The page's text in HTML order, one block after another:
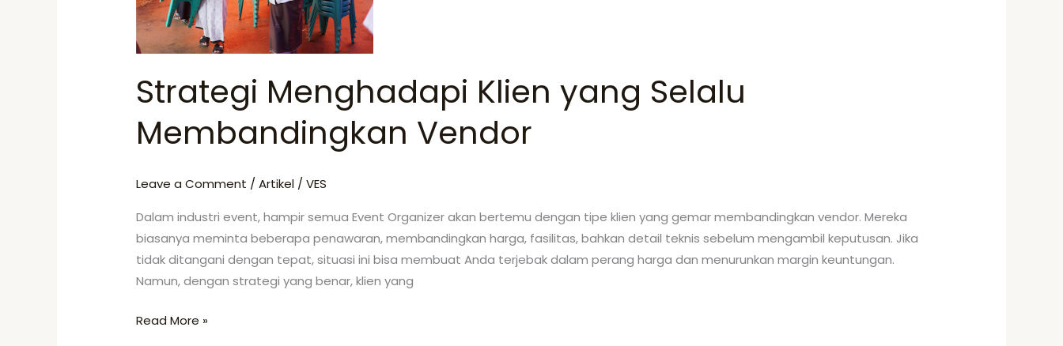
Strategi Menghadapi Klien yang Selalu
Membandingkan Vendor
Leave a Comment /Artikel /VES
Dalam industri event, hampir semua Event Organizer akan bertemu dengan tipe klien yang gemar membandingkan vendor. Mereka
biasanya meminta beberapa penawaran, membandingkan harga, fasilitas, bahkan detail teknis sebelum mengambil keputusan. Jika
tidak ditangani dengan tepat, situasi ini bisa membuat Anda terjebak dalam perang harga dan menurunkan margin keuntungan.
Namun, dengan strategi yang benar, klien yang
Membandingkan
Vendor
Read More »